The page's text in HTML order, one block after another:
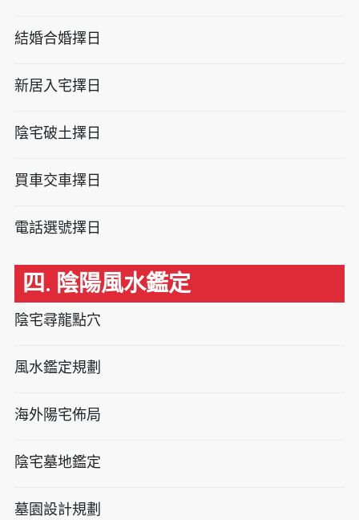
結婚合婚擇日
新居入宅擇日
陰宅破土擇日
買車交車擇日
電話選號擇日
四. 陰陽風水鑑定
陰宅尋龍點穴
風水鑑定規劃
海外陽宅佈局
陰宅墓地鑑定
墓園設計規劃